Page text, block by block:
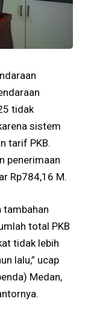
tidak
sistem
tarif PKB.
penerimaan
Rp784,16 M.
tambahan
total PKB
tidak lebih
lalu,” ucap
Medan,